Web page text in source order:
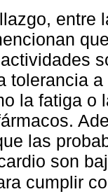
entre
tolerancia
la fatiga o
las
son
cumplir